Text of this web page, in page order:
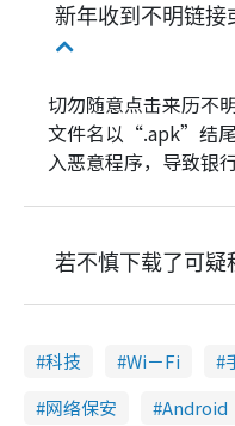
新年收到不明链接
切勿随意点击来历不
文件名以“.apk”结
入恶意程序，导致银
若不慎下载了可疑
科技 Wi－Fi
网络保安
Android